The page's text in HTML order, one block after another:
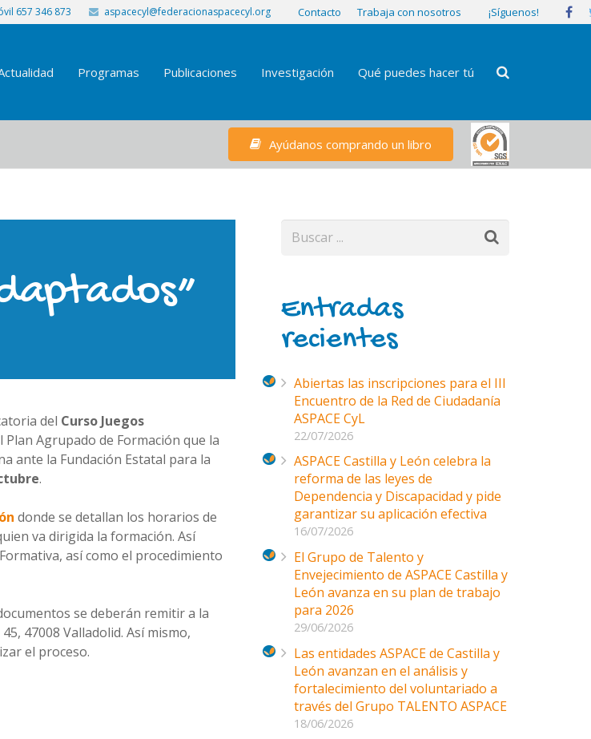
657 346 873 aspacecyl@federacionaspacecyl.org Contacto Trabaja con nosotros ¡Síguenos!
Programas Publicaciones Investigación Qué puedes hacer tú
Ayúdanos comprando un libro
del Curso Juegos
Plan Agrupado de Formación que la
ante la Fundación Estatal para la
.
donde se detallan los horarios de
va dirigida la formación. Así
así como el procedimiento
se deberán remitir a la
47008 Valladolid. Así mismo,
el proceso.
Entradas
recientes
Abiertas las inscripciones para el III
Encuentro de la Red de Ciudadanía
ASPACE CyL
22/07/2026
ASPACE Castilla y León celebra la
reforma de las leyes de
Dependencia y Discapacidad y pide
garantizar su aplicación efectiva
16/07/2026
El Grupo de Talento y
Envejecimiento de ASPACE Castilla y
León avanza en su plan de trabajo
para 2026
29/06/2026
Las entidades ASPACE de Castilla y
León avanzan en el análisis y
fortalecimiento del voluntariado a
través del Grupo TALENTO ASPACE
18/06/2026